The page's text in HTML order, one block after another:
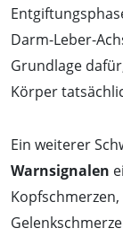
Darm-Leber-
Grundlage
Körper
Ein weiterer
Warnsignalen